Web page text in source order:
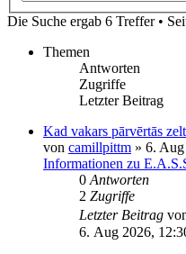
Die Suche ergab 6 Treffer •
Themen
Antworten
Zugriffe
Letzter Beitrag
Kad vakars pārvērtās
von camillpittm » 6.
Informationen zu
0Antworten
2 Zugriffe
Letzter Beitrag
6. Aug 2026,